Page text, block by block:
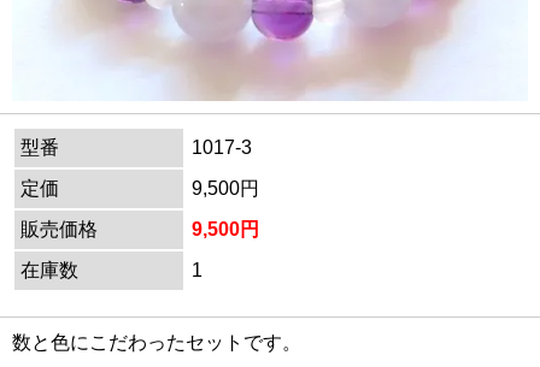
型番
1017-3
定価
9,500円
販売価格
9,500円
在庫数
1
数と色にこだわったセットです。